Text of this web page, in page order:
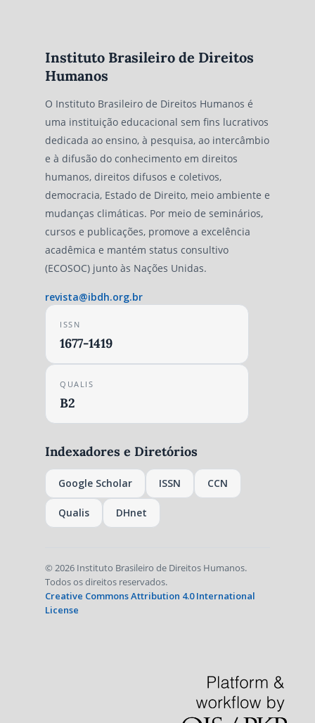
Instituto Brasileiro de Direitos
Humanos
O Instituto Brasileiro de Direitos Humanos é
uma instituição educacional sem fins lucrativos
dedicada ao ensino, à pesquisa, ao intercâmbio
e à difusão do conhecimento em direitos
humanos, direitos difusos e coletivos,
democracia, Estado de Direito, meio ambiente e
mudanças climáticas. Por meio de seminários,
cursos e publicações, promove a excelência
acadêmica e mantém status consultivo
(ECOSOC) junto às Nações Unidas.
revista@ibdh.org.br
ISSN
1677-1419
QUALIS
B2
Indexadores e Diretórios
Google Scholar ISSN CCN
Qualis DHnet
© 2026 Instituto Brasileiro de Direitos Humanos.
Todos os direitos reservados.
Creative Commons Attribution 4.0 International
License